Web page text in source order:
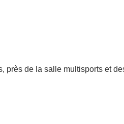
près de la salle multisports et